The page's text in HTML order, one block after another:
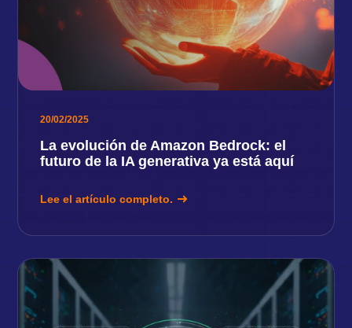
20/02/2025
La evolución de Amazon Bedrock: el
futuro de la IA generativa ya está aquí
Lee el artículo completo.